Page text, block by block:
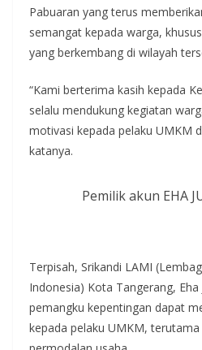
Pabuaran yang terus
semangat kepada warga,
yang berkembang di wilayah
“Kami berterima kasih kepada
selalu mendukung kegiatan
motivasi kepada pelaku UMKM
katanya.
Pemilik akun EHA
Terpisah, Srikandi LAMI
Indonesia) Kota Tangerang,
pemangku kepentingan dapat
kepada pelaku UMKM,